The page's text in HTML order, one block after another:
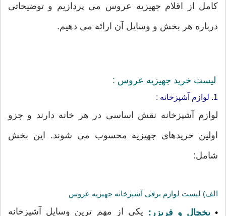
کامل از اقلام جهیزیه عروس می پردازیم و توضیحاتی
درباره هر بخش و وسایل آن ارائه می دهیم.
لیست خرید جهیزیه عروس :
1. لوازم آشپزخانه :
لوازم آشپزخانه نقش اساسی در هر خانه دارند و جزو
اولین خریدهای جهیزیه محسوب می شوند. این بخش
شامل:
الف) لیست لوازم برقی آشپزخانه جهیزیه عروس
• یخچال و فریزر: یکی از مهم ترین وسایل آشپزخانه